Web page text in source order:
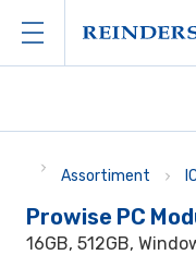
Assortiment
Prowise PC
16GB, 512GB,